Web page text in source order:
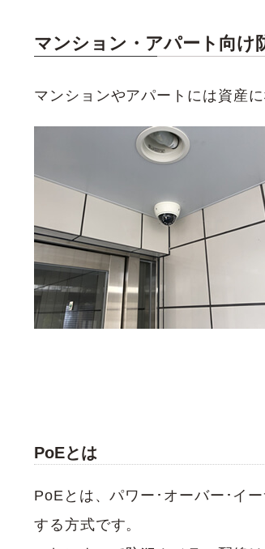
マンション・アパート向け
マンションやアパートには資産
PoEとは
PoEとは、パワー･オーバー･イ
する方式です。